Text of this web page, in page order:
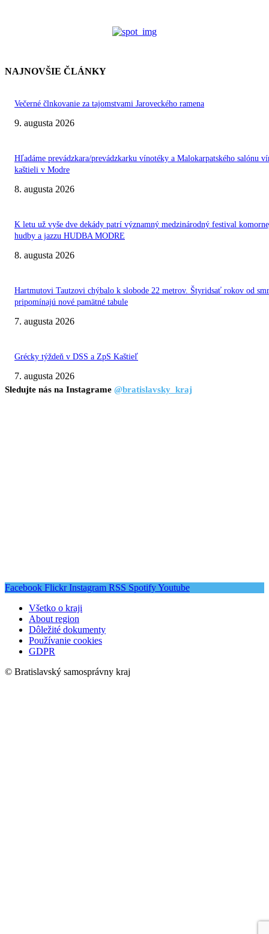
NAJNOVŠIE ČLÁNKY
Večerné člnkovanie za tajomstvami Jaroveckého ramena
9. augusta 2026
Hľadáme prevádzkara/prevádzkarku vínotéky a Malokarpatského salónu
kaštieli v Modre
8. augusta 2026
K letu už vyše dve dekády patrí významný medzinárodný festival
hudby a jazzu HUDBA MODRE
8. augusta 2026
Hartmutovi Tautzovi chýbalo k slobode 22 metrov. Štyridsať rokov od
pripomínajú nové pamätné tabule
7. augusta 2026
Grécky týždeň v DSS a ZpS Kaštieľ
7. augusta 2026
Sledujte nás na Instagrame @bratislavsky_kraj
Facebook Flickr Instagram RSS SpotifyYoutube
Všetko o kraji
About region
Dôležité dokumenty
Používanie cookies
GDPR
© Bratislavský samosprávny kraj